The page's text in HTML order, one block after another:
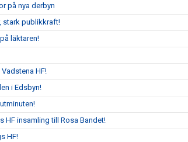
på nya derbyn
stark publikkraft!
läktaren!
HF!
i Edsbyn!
HF insamling till Rosa Bandet!
HF!